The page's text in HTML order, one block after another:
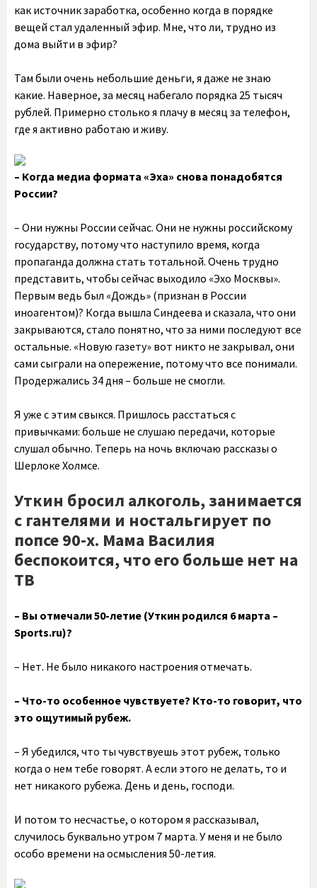
как источник заработка, особенно когда в порядке
вещей стал удаленный эфир. Мне, что ли, трудно из
дома выйти в эфир?
Там были очень небольшие деньги, я даже не знаю
какие. Наверное, за месяц набегало порядка 25 тысяч
рублей. Примерно столько я плачу в месяц за телефон,
где я активно работаю и живу.
– Когда медиа формата «Эха» снова понадобятся
России?
– Они нужны России сейчас. Они не нужны российскому
государству, потому что наступило время, когда
пропаганда должна стать тотальной. Очень трудно
представить, чтобы сейчас выходило «Эхо Москвы».
Первым ведь был «Дождь» (признан в России
иноагентом)? Когда вышла Синдеева и сказала, что они
закрываются, стало понятно, что за ними последуют все
остальные. «Новую газету» вот никто не закрывал, они
сами сыграли на опережение, потому что все понимали.
Продержались 34 дня – больше не смогли.
Я уже с этим свыкся. Пришлось расстаться с
привычками: больше не слушаю передачи, которые
слушал обычно. Теперь на ночь включаю рассказы о
Шерлоке Холмсе.
Уткин бросил алкоголь, занимается
с гантелями и ностальгирует по
попсе 90-х. Мама Василия
беспокоится, что его больше нет на
ТВ
– Вы отмечали 50-летие (Уткин родился 6 марта –
Sports.ru)?
– Нет. Не было никакого настроения отмечать.
– Что-то особенное чувствуете? Кто-то говорит, что
это ощутимый рубеж.
– Я убедился, что ты чувствуешь этот рубеж, только
когда о нем тебе говорят. А если этого не делать, то и
нет никакого рубежа. День и день, господи.
И потом то несчастье, о котором я рассказывал,
случилось буквально утром 7 марта. У меня и не было
особо времени на осмысления 50-летия.